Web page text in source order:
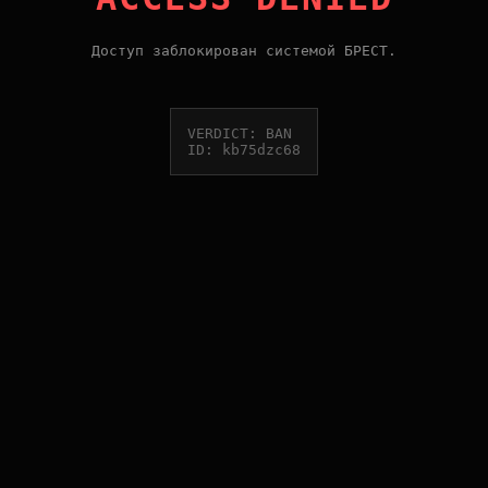
Доступ заблокирован системой БРЕСТ.
VERDICT: BAN
ID: kb75dzc68